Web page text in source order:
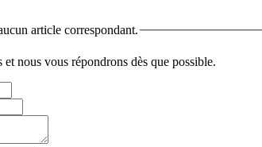
article correspondant.
nous vous répondrons dès que possible.